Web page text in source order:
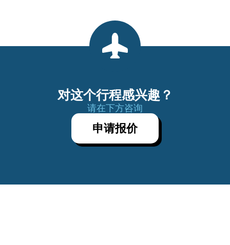
对这个行程感兴趣？
请在下方咨询
申请报价